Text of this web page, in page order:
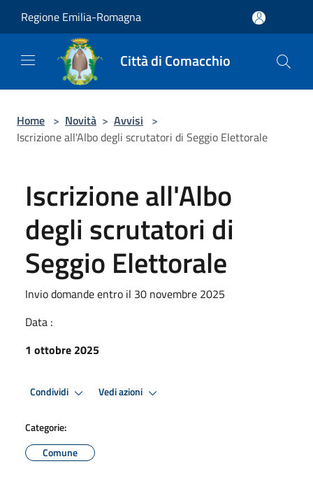
Regione Emilia-Romagna
Città di Comacchio
Home > Novità > Avvisi >
Iscrizione all'Albo degli scrutatori di Seggio Elettorale
Iscrizione all'Albo
degli scrutatori di
Seggio Elettorale
Invio domande entro il 30 novembre 2025
Data :
1 ottobre 2025
Condividi Vedi azioni
Categorie:
Comune